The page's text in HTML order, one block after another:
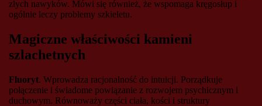
złych nawyków. Mówi się również, że wspomaga kręgosłup i
ogólnie leczy problemy szkieletu.
Magiczne właściwości kamieni
szlachetnych
Fluoryt. Wprowadza racjonalność do intuicji. Porządkuje
połączenie i świadome powiązanie z rozwojem psychicznym i
duchowym. Równoważy części ciała, kości i struktury